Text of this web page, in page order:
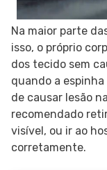
Na maior parte
isso, o próprio
dos tecido sem
quando a
de causar lesão
recomendado
visível, ou ir ao
corretamente.